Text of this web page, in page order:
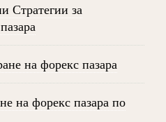
Стратегии за
на форекс пазара
на форекс пазара по